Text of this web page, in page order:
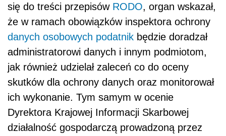
się do treści przepisów RODO, organ wskazał,
że w ramach obowiązków inspektora ochrony
danych osobowych podatnik będzie doradzał
administratorowi danych i innym podmiotom,
jak również udzielał zaleceń co do oceny
skutków dla ochrony danych oraz monitorował
ich wykonanie. Tym samym w ocenie
Dyrektora Krajowej Informacji Skarbowej
działalność gospodarczą prowadzoną przez